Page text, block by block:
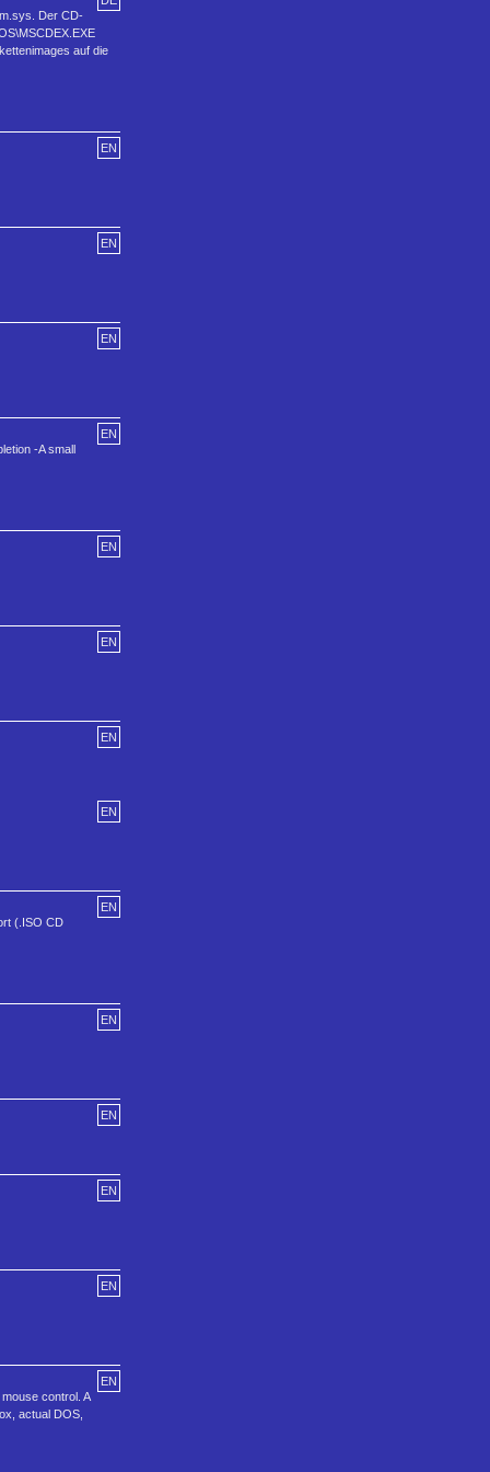
Der CD-
auf die
EN
EN
EN
EN
-A small
EN
EN
EN
EN
EN
(.ISO CD
EN
EN
EN
EN
EN
control. A
actual DOS,